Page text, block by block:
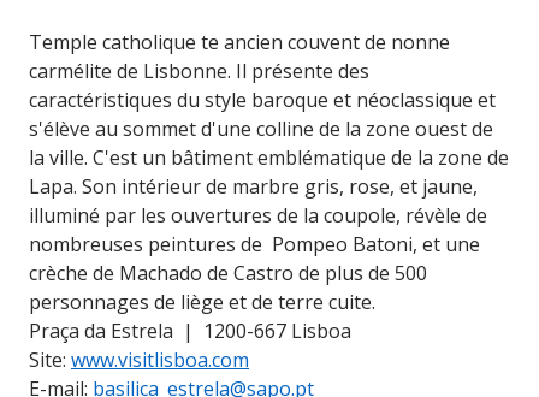
Temple catholique te ancien couvent de nonne
carmélite de Lisbonne. Il présente des
caractéristiques du style baroque et néoclassique et
s'élève au sommet d'une colline de la zone ouest de
la ville. C'est un bâtiment emblématique de la zone de
Lapa. Son intérieur de marbre gris, rose, et jaune,
illuminé par les ouvertures de la coupole, révèle de
nombreuses peintures de Pompeo Batoni, et une
crèche de Machado de Castro de plus de 500
personnages de liège et de terre cuite.
Praça da Estrela | 1200-667 Lisboa
Site: www.visitlisboa.com
E-mail: basilica_estrela@sapo.pt